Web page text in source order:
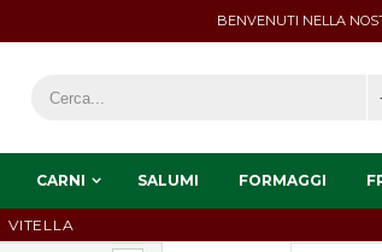
BENVENUTI NELLA
CARNI SALUMI FORMAGGI
VITELLA